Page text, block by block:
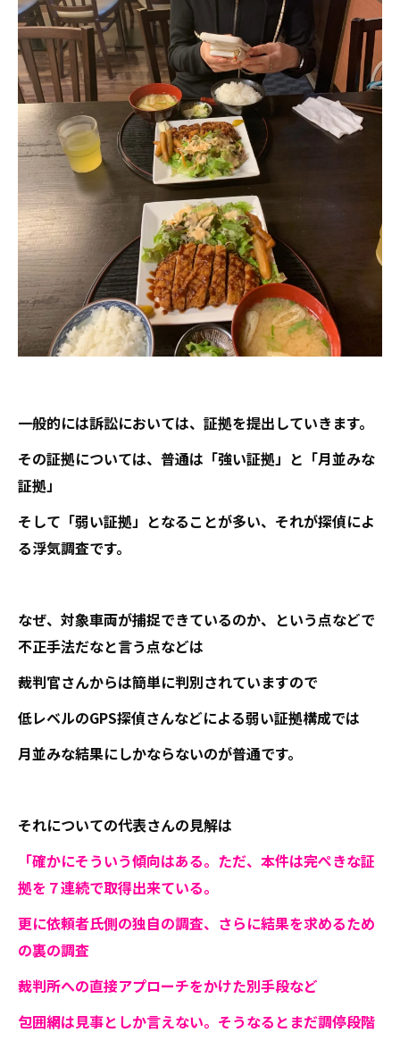
一般的には訴訟においては、証拠を提出していきます。
その証拠については、普通は「強い証拠」と「月並みな
証拠」
そして「弱い証拠」となることが多い、それが探偵によ
る浮気調査です。
なぜ、対象車両が捕捉できているのか、という点などで
不正手法だなと言う点などは
裁判官さんからは簡単に判別されていますので
低レベルのGPS探偵さんなどによる弱い証拠構成では
月並みな結果にしかならないのが普通です。
それについての代表さんの見解は
「確かにそういう傾向はある。ただ、本件は完ぺきな証
拠を７連続で取得出来ている。
更に依頼者氏側の独自の調査、さらに結果を求めるため
の裏の調査
裁判所への直接アプローチをかけた別手段など
包囲網は見事としか言えない。そうなるとまだ調停段階